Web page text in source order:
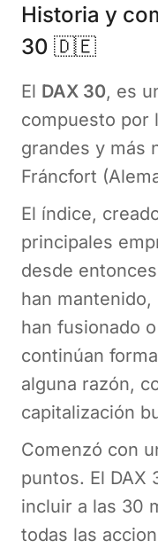
Historia y
30 🇩🇪
El DAX 30, es
compuesto por
grandes y más
Fráncfort
El índice,
principales
desde
han
han fusionado
continúan
alguna razón,
capitalización
Comenzó con
puntos. El DAX
incluir a las 30
todas las